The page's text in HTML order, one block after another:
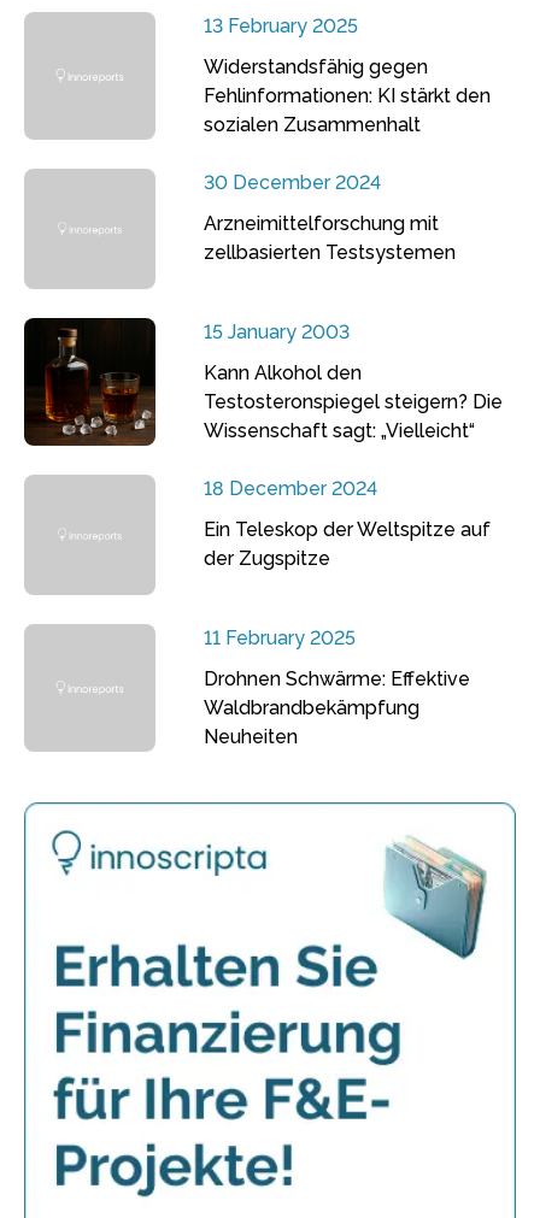
13 February 2025
Widerstandsfähig gegen
Fehlinformationen: KI stärkt den
sozialen Zusammenhalt
30 December 2024
Arzneimittelforschung mit
zellbasierten Testsystemen
15 January 2003
Kann Alkohol den
Testosteronspiegel steigern? Die
Wissenschaft sagt: „Vielleicht“
18 December 2024
Ein Teleskop der Weltspitze auf
der Zugspitze
11 February 2025
Drohnen Schwärme: Effektive
Waldbrandbekämpfung
Neuheiten